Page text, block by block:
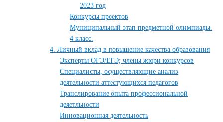
2023 год
Конкурсы проектов
Муниципальный этап предметной олимпиады.
4 класс.
4. Личный вклад в повышение качества образования
Эксперты ОГЭ/ЕГЭ; члены жюри конкурсов
Специалисты, осуществляющие анализ
деятельности аттестующихся педагогов
Транслирование опыта профессиональной
деяетльности
Инновационная деятельность